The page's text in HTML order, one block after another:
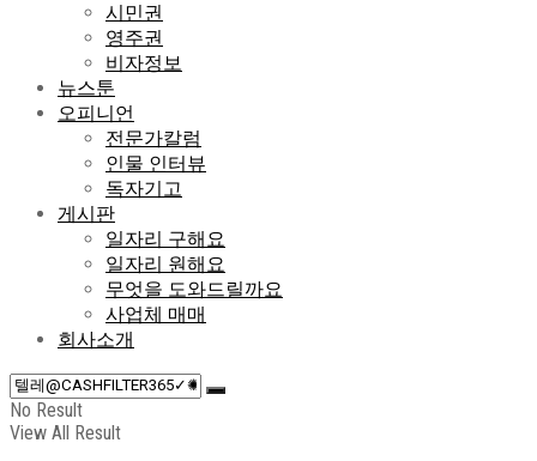
시민권
영주권
비자정보
뉴스툰
오피니언
전문가칼럼
인물 인터뷰
독자기고
게시판
일자리 구해요
일자리 원해요
무엇을 도와드릴까요
사업체 매매
회사소개
No Result
View All Result